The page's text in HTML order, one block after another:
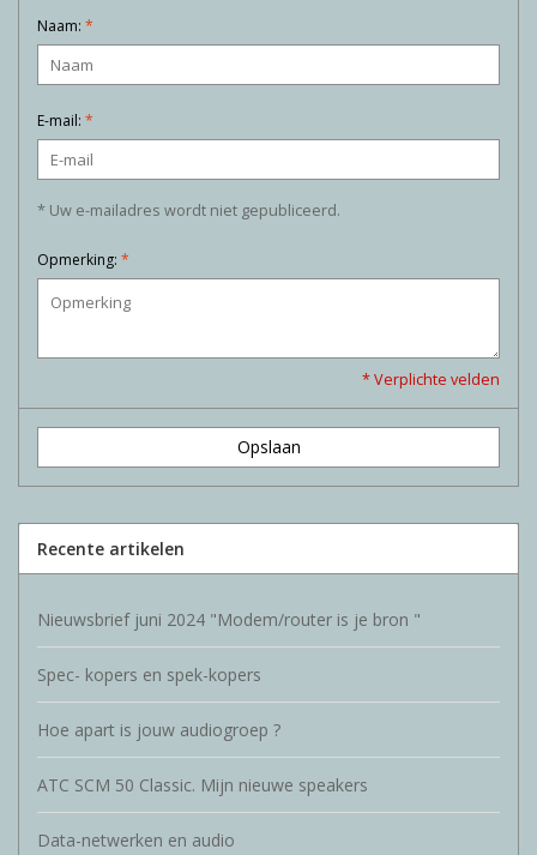
Naam: *
E-mail: *
* Uw e-mailadres wordt niet gepubliceerd.
Opmerking: *
* Verplichte velden
Opslaan
Recente artikelen
Nieuwsbrief juni 2024 "Modem/router is je bron "
Spec- kopers en spek-kopers
Hoe apart is jouw audiogroep ?
ATC SCM 50 Classic. Mijn nieuwe speakers
Data-netwerken en audio